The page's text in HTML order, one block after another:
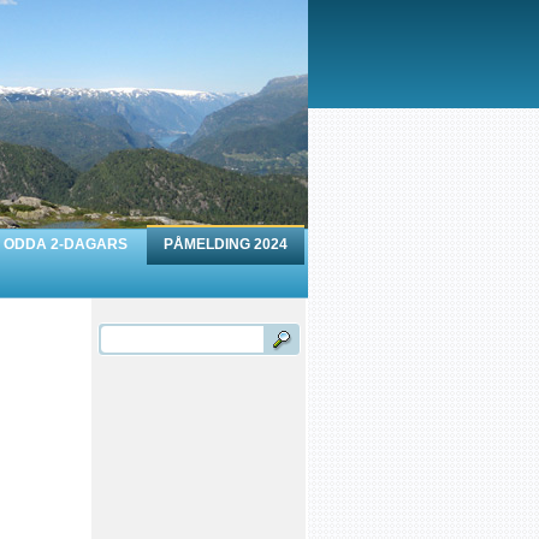
ODDA 2-DAGARS
PÅMELDING 2024